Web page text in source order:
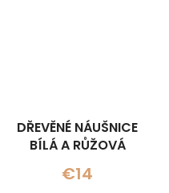
DŘEVĚNÉ NÁUŠNICE
BÍLÁ A RŮŽOVÁ
€14